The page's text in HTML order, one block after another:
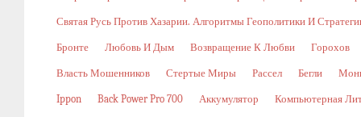
Святая Русь Против Хазарии. Алгоритмы Геополитики И
Бронте Любовь И Дым Возвращение К Любви Горохов
Власть Мошенников Стертые Миры Рассел Бегли
Ippon Back Power Pro 700 Аккумулятор Компьютерная